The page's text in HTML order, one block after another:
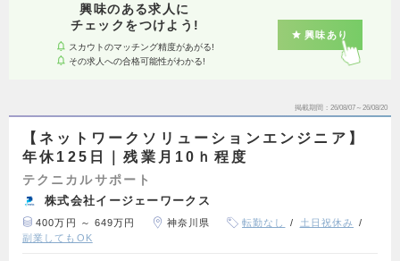
興味のある求人に
チェックをつけよう!
スカウトのマッチング精度があがる!
その求人への合格可能性がわかる!
興味あり
掲載期間 26/08/07～26/08/20
【ネットワークソリューションエンジニア】
年休125日｜残業月10ｈ程度
テクニカルサポート
株式会社イージェーワークス
400万円 ～ 649万円 神奈川県 転勤なし
土日祝休み
副業してもOK